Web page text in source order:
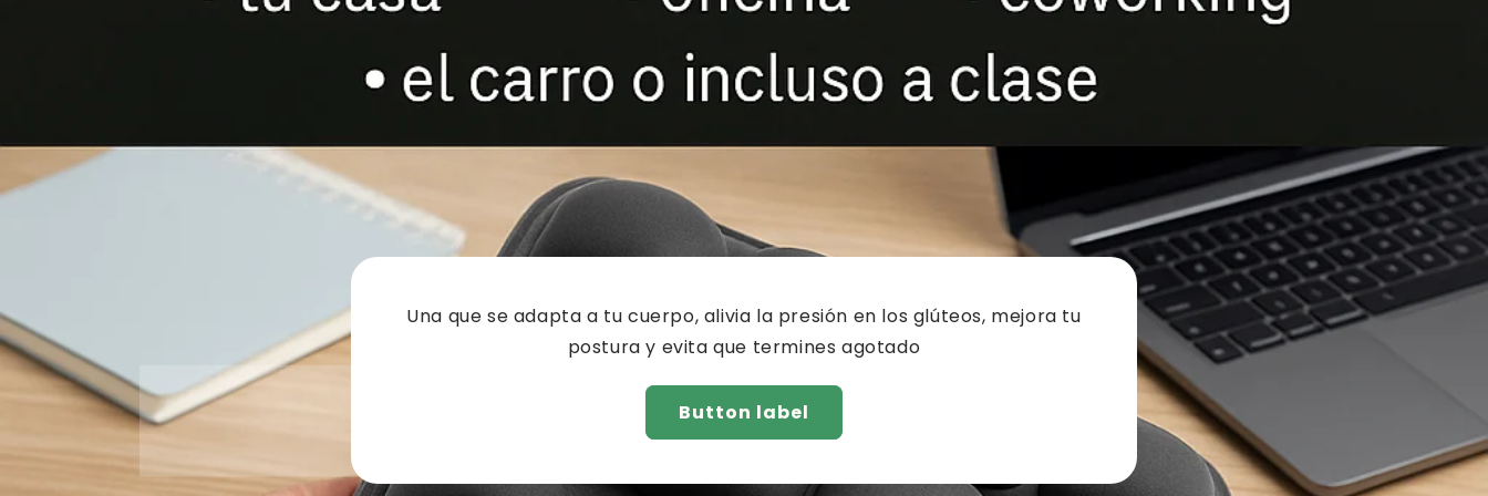
Una que se adapta a tu cuerpo, alivia la presión en los glúteos, mejora tu
postura y evita que termines agotado
Button label